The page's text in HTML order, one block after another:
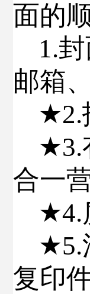
面的
1.
邮箱、
★2.
★3.
合一
★4.
★5.
复印